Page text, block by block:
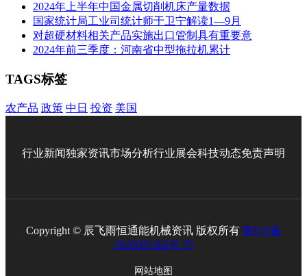
2024年上半年中国金属切削机床产量数据
国家统计局工业司统计师于卫宁解读1—9月
对超硬材料相关产品实施出口管制具有重要意
2024年前三季度：河南省中型拖拉机累计
TAGS标签
农产品 政策 中日 投资 美国
行业新闻独家资讯市场分析行业展会科技动态免责声明
Copyright © 辰飞雨恒通能机械资讯 版权所有 鲁ICP备
2026005306号-75
网站地图